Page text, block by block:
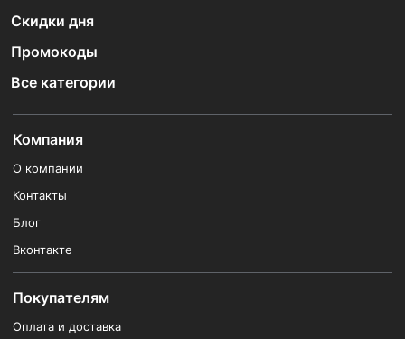
Скидки дня
Промокоды
Все категории
Компания
О компании
Контакты
Блог
Вконтакте
Покупателям
Оплата и доставка